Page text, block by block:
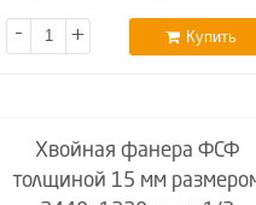
- + Купить
Хвойная фанера ФСФ
толщиной 15 мм